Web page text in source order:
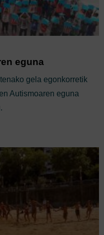
eguna
gela egonkorretik
Autismoaren eguna